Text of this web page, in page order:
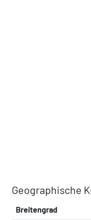
Geographische
Breitengrad